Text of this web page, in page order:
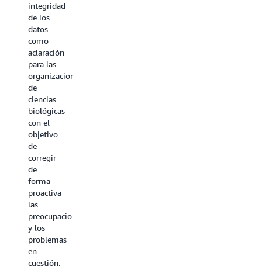
integridad
de los
datos
como
aclaración
para las
organizaciones
de
ciencias
biológicas
con el
objetivo
de
corregir
de
forma
proactiva
las
preocupaciones
y los
problemas
en
cuestión.